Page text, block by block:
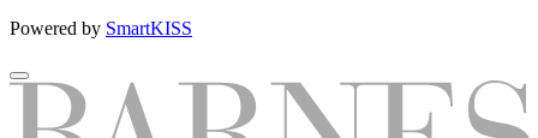
Powered by SmartKISS